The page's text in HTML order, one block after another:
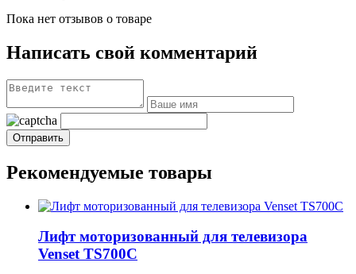
Пока нет отзывов о товаре
Написать свой комментарий
Рекомендуемые товары
Лифт моторизованный для телевизора
Venset TS700С